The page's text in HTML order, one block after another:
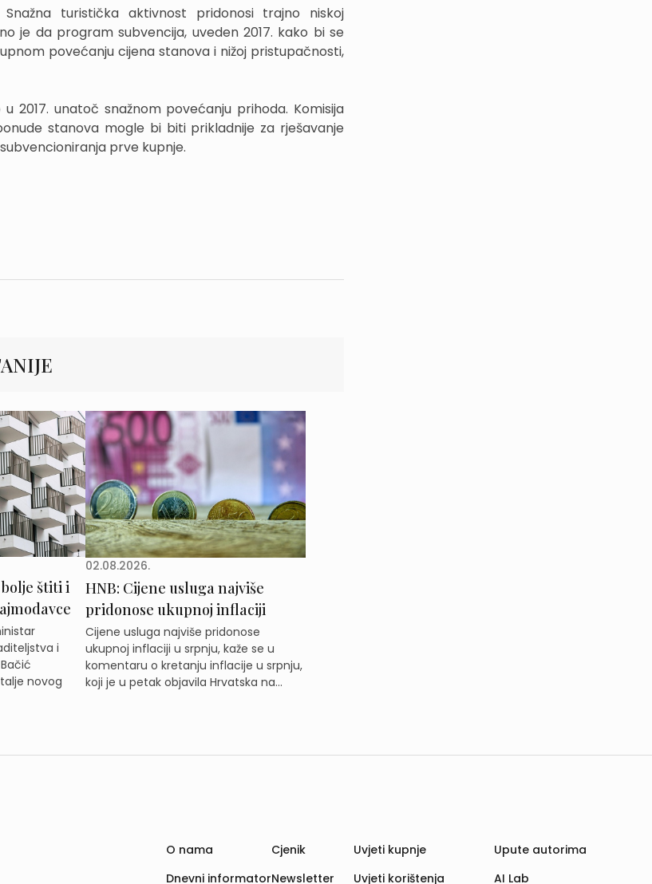
turistička aktivnost pridonosi trajno niskoj
je da program subvencija, uveden 2017. kako bi se
povećanju cijena stanova i nižoj pristupačnosti,
2017. unatoč snažnom povećanju prihoda. Komisija
stanova mogle bi biti prikladnije za rješavanje
prve kupnje.
štiti i
i
novog
02.08.2026.
HNB: Cijene usluga najviše
pridonose ukupnoj inflaciji
Cijene usluga najviše pridonose
ukupnoj inflaciji u srpnju, kaže se u
komentaru o kretanju inflacije u srpnju,
koji je u petak objavila Hrvatska na...
O nama
Dnevni informator
Cjenik
Newsletter
Uvjeti kupnje
Uvjeti korištenja
Upute autorima
AI Lab